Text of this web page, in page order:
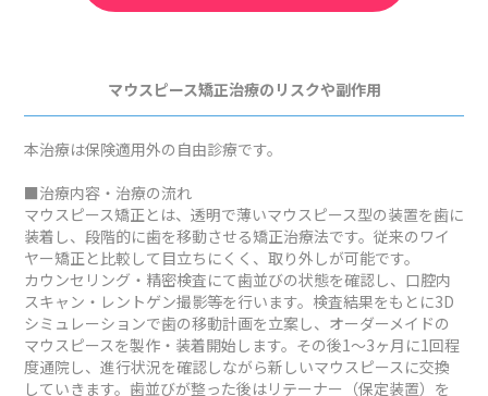
マウスピース矯正治療のリスクや副作用
本治療は保険適用外の自由診療です。
■治療内容・治療の流れ
マウスピース矯正とは、透明で薄いマウスピース型の装置を歯に
装着し、段階的に歯を移動させる矯正治療法です。従来のワイ
ヤー矯正と比較して目立ちにくく、取り外しが可能です。
カウンセリング・精密検査にて歯並びの状態を確認し、口腔内
スキャン・レントゲン撮影等を行います。検査結果をもとに3D
シミュレーションで歯の移動計画を立案し、オーダーメイドの
マウスピースを製作・装着開始します。その後1～3ヶ月に1回程
度通院し、進行状況を確認しながら新しいマウスピースに交換
していきます。歯並びが整った後はリテーナー（保定装置）を